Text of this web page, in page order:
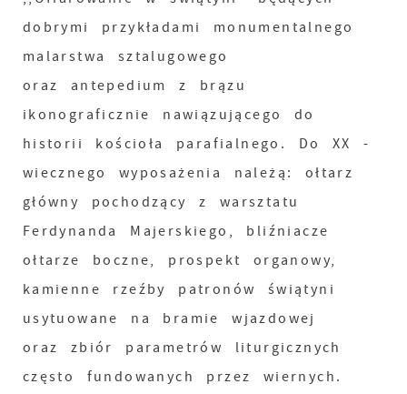
dobrymi przykładami monumentalnego
malarstwa sztalugowego
oraz antepedium z brązu
ikonograficznie nawiązującego do
historii kościoła parafialnego. Do XX -
wiecznego wyposażenia należą: ołtarz
główny pochodzący z warsztatu
Ferdynanda Majerskiego, bliźniacze
ołtarze boczne, prospekt organowy,
kamienne rzeźby patronów świątyni
usytuowane na bramie wjazdowej
oraz zbiór parametrów liturgicznych
często fundowanych przez wiernych.